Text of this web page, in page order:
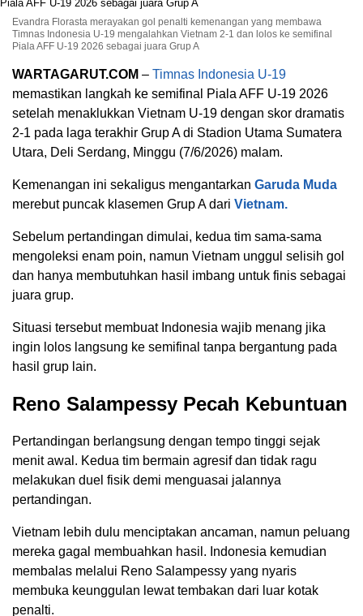
Evandra Florasta merayakan gol penalti kemenangan yang membawa
Timnas Indonesia U-19 mengalahkan Vietnam 2-1 dan lolos ke semifinal
Piala AFF U-19 2026 sebagai juara Grup A
WARTAGARUT.COM – Timnas Indonesia U-19
memastikan langkah ke semifinal Piala AFF U-19 2026
setelah menaklukkan Vietnam U-19 dengan skor dramatis
2-1 pada laga terakhir Grup A di Stadion Utama Sumatera
Utara, Deli Serdang, Minggu (7/6/2026) malam.
Kemenangan ini sekaligus mengantarkan Garuda Muda
merebut puncak klasemen Grup A dari Vietnam.
Sebelum pertandingan dimulai, kedua tim sama-sama
mengoleksi enam poin, namun Vietnam unggul selisih gol
dan hanya membutuhkan hasil imbang untuk finis sebagai
juara grup.
Situasi tersebut membuat Indonesia wajib menang jika
ingin lolos langsung ke semifinal tanpa bergantung pada
hasil grup lain.
Reno Salampessy Pecah Kebuntuan
Pertandingan berlangsung dengan tempo tinggi sejak
menit awal. Kedua tim bermain agresif dan tidak ragu
melakukan duel fisik demi menguasai jalannya
pertandingan.
Vietnam lebih dulu menciptakan ancaman, namun peluang
mereka gagal membuahkan hasil. Indonesia kemudian
membalas melalui Reno Salampessy yang nyaris
membuka keunggulan lewat tembakan dari luar kotak
penalti.